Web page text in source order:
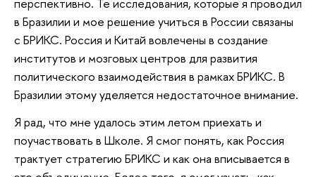
в Бразилии и мое решение учиться в России связаны
с БРИКС. Россия и Китай вовлечены в создание
институтов и мозговых центров для развития
политического взаимодействия в рамках БРИКС. В
Бразилии этому уделяется недостаточное внимание.
Я рад, что мне удалось этим летом приехать и
поучаствовать в Школе. Я смог понять, как Россия
трактует стратегию БРИКС и как она вписывается в